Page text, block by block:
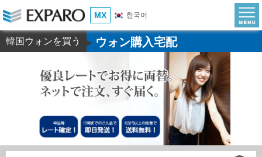
MX 한국어
韓国ウォンを買う ▶ウォン購入宅配